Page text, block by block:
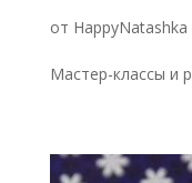
от HappyNatashka
Мастер-классы и